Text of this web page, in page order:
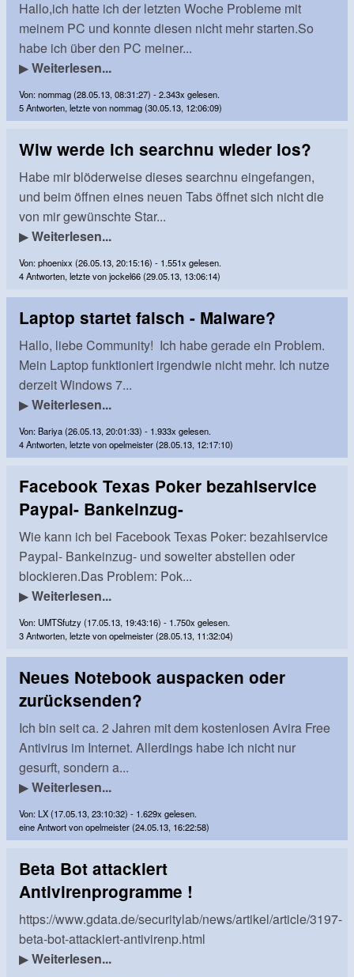
Hallo,ich hatte ich der letzten Woche Probleme mit
meinem PC und konnte diesen nicht mehr starten.So
habe ich über den PC meiner...
▶Weiterlesen...
Von: nommag (28.05.13, 08:31:27) - 2.343x gelesen.
5 Antworten, letzte von nommag (30.05.13, 12:06:09)
Wiw werde ich searchnu wieder los?
Habe mir blöderweise dieses searchnu eingefangen,
und beim öffnen eines neuen Tabs öffnet sich nicht die
von mir gewünschte Star...
▶Weiterlesen...
Von: phoenixx (26.05.13, 20:15:16) - 1.551x gelesen.
4 Antworten, letzte von jockel66 (29.05.13, 13:06:14)
Laptop startet falsch - Malware?
Hallo, liebe Community! Ich habe gerade ein Problem.
Mein Laptop funktioniert irgendwie nicht mehr. Ich nutze
derzeit Windows 7...
▶Weiterlesen...
Von: Bariya (26.05.13, 20:01:33) - 1.933x gelesen.
4 Antworten, letzte von opelmeister (28.05.13, 12:17:10)
Facebook Texas Poker bezahlservice
Paypal- Bankeinzug-
Wie kann ich bei Facebook Texas Poker: bezahlservice
Paypal- Bankeinzug- und soweiter abstellen oder
blockieren.Das Problem: Pok...
▶Weiterlesen...
Von: UMTSfutzy (17.05.13, 19:43:16) - 1.750x gelesen.
3 Antworten, letzte von opelmeister (28.05.13, 11:32:04)
Neues Notebook auspacken oder
zurücksenden?
Ich bin seit ca. 2 Jahren mit dem kostenlosen Avira Free
Antivirus im Internet. Allerdings habe ich nicht nur
gesurft, sondern a...
▶Weiterlesen...
Von: LX (17.05.13, 23:10:32) - 1.629x gelesen.
eine Antwort von opelmeister (24.05.13, 16:22:58)
Beta Bot attackiert
Antivirenprogramme !
https://www.gdata.de/securitylab/news/artikel/article/3197-
beta-bot-attackiert-antivirenp.html
▶Weiterlesen...